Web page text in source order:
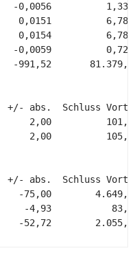
-0,0056
0,0151
0,0154
-0,0059
-991,52
+/- abs.  Schluss
2,00
2,00
abs.  Schluss
-75,00
-4,93
-52,72